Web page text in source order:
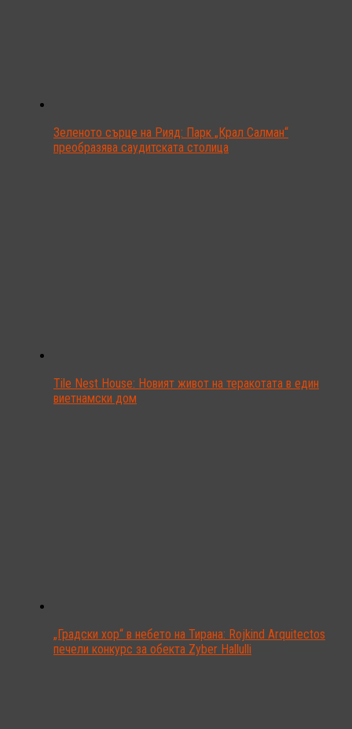
Зеленото сърце на Рияд: Парк „Крал Салман“
преобразява саудитската столица
Tile Nest House: Новият живот на теракотата в един
виетнамски дом
„Градски хор“ в небето на Тирана: Rojkind Arquitectos
печели конкурс за обекта Zyber Hallulli